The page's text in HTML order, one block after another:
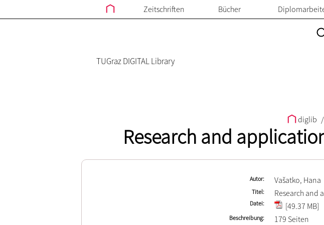
Zeitschriften Bücher
TUGraz DIGITAL Library
diglib /
Research and
Autor Vašatko, Hana
Titel Research and
Datei [49.37 MB]
Beschreibung 179 Seiten